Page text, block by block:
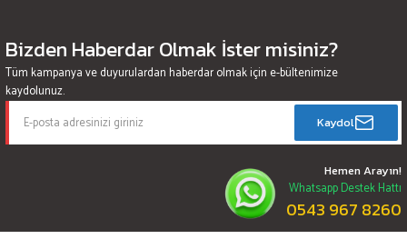
Bizden Haberdar Olmak İster misiniz?
Tüm kampanya ve duyurulardan haberdar olmak için e-bültenimize
kaydolunuz.
Kaydol
Hemen Arayın!
Whatsapp Destek Hattı
0543 967 8260